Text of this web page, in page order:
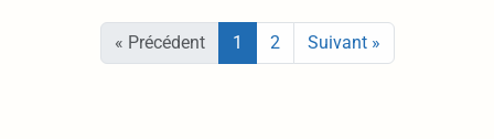
« Précédent 1 2 Suivant »